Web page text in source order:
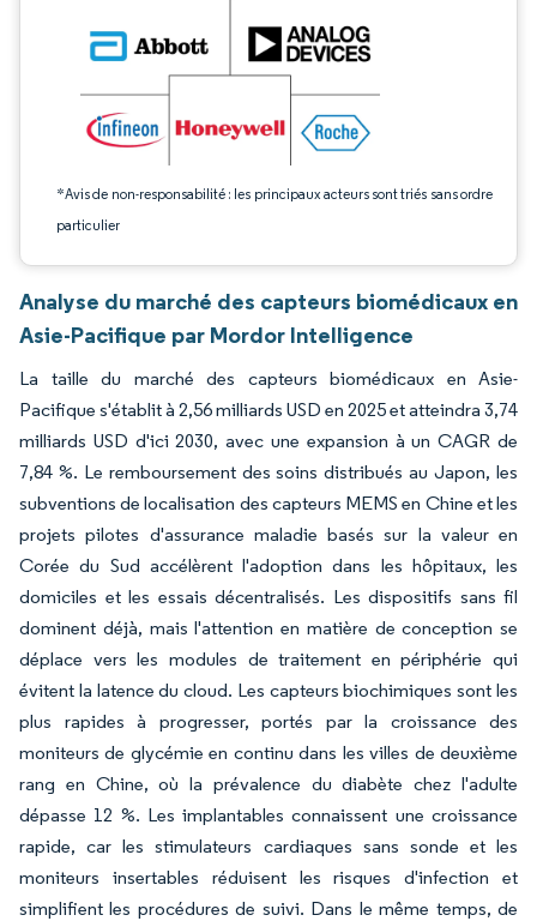
*Avis de non-responsabilité : les principaux acteurs sont triés sans ordre
particulier
Analyse du marché des capteurs biomédicaux en
Asie-Pacifique par Mordor Intelligence
La taille du marché des capteurs biomédicaux en Asie-
Pacifique s'établit à 2,56 milliards USD en 2025 et atteindra 3,74
milliards USD d'ici 2030, avec une expansion à un CAGR de
7,84 %. Le remboursement des soins distribués au Japon, les
subventions de localisation des capteurs MEMS en Chine et les
projets pilotes d'assurance maladie basés sur la valeur en
Corée du Sud accélèrent l'adoption dans les hôpitaux, les
domiciles et les essais décentralisés. Les dispositifs sans fil
dominent déjà, mais l'attention en matière de conception se
déplace vers les modules de traitement en périphérie qui
évitent la latence du cloud. Les capteurs biochimiques sont les
plus rapides à progresser, portés par la croissance des
moniteurs de glycémie en continu dans les villes de deuxième
rang en Chine, où la prévalence du diabète chez l'adulte
dépasse 12 %. Les implantables connaissent une croissance
rapide, car les stimulateurs cardiaques sans sonde et les
moniteurs insertables réduisent les risques d'infection et
simplifient les procédures de suivi. Dans le même temps, de